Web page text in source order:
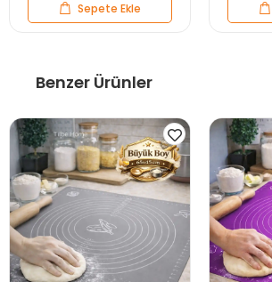
Sepete Ekle
Benzer Ürünler